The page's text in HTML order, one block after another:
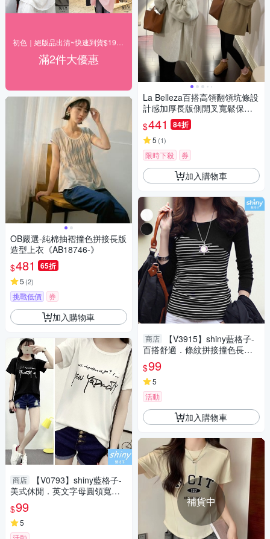
滿2件大優惠
OB嚴選-純棉抽褶撞色拼接長版
造型上衣《AB18746-》
$481 65折
5 (2)
挑戰低價 券
加入購物車
商店
【V0793】shiny藍格子-
美式休閒．英文字母圓領寬鬆
短袖T恤
$99
5
La Belleza百搭高領翻領坑條設
計感加厚長版側開叉寬鬆保暖
針織毛衣
$441 84折
5 (1)
限時下殺 券
加入購物車
商店
【V3915】shiny藍格子-
百搭舒適．條紋拼接撞色長袖
上衣
$99
5
活動
加入購物車
補貨中